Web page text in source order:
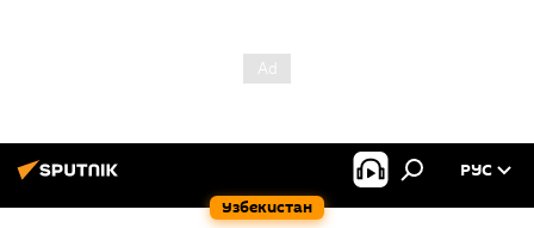
Узбекистан
РУС